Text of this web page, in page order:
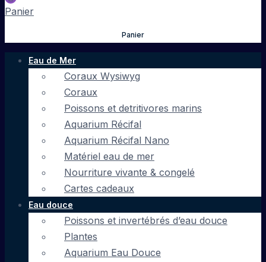
Panier
Panier
Eau de Mer
Coraux Wysiwyg
Coraux
Poissons et detritivores marins
Aquarium Récifal
Aquarium Récifal Nano
Matériel eau de mer
Nourriture vivante & congelé
Cartes cadeaux
Eau douce
Poissons et invertébrés d’eau douce
Plantes
Aquarium Eau Douce